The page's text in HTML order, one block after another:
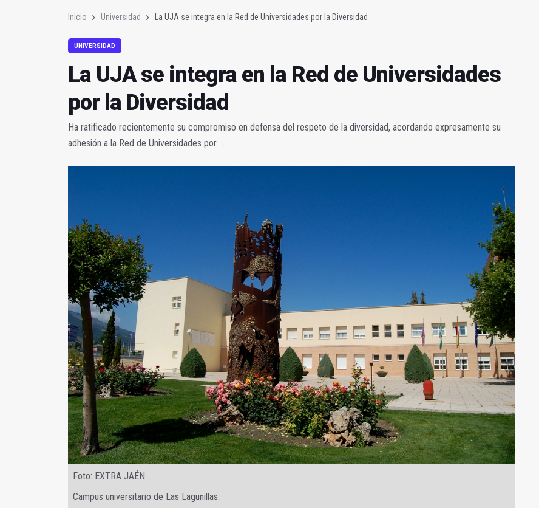
Inicio Universidad La UJA se integra en la Red de Universidades por la Diversidad
UNIVERSIDAD
La UJA se integra en la Red de Universidades
por la Diversidad
Ha ratificado recientemente su compromiso en defensa del respeto de la diversidad, acordando expresamente su
adhesión a la Red de Universidades por ...
Foto: EXTRA JAÉN
Campus universitario de Las Lagunillas.